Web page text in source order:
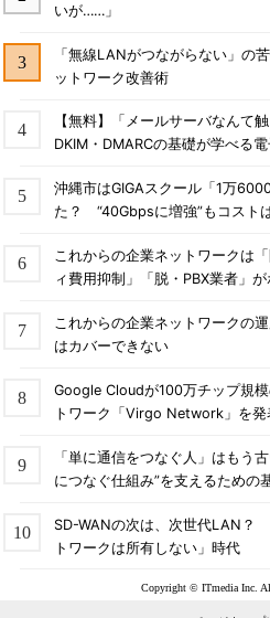
いが……」
「無線LANがつながらない」
ットワーク改善術
【無料】「メールサーバなんて
DKIM・DMARCの基礎が学べる
沖縄市はGIGAスクール「1万
た？ “40Gbpsに増強”もコスト
これからの企業ネットワークは
ィ費用抑制」「脱・PBX業者」が
これからの企業ネットワークの
はカバーできない
Google Cloudが100万チップ規
トワーク「Virgo Network」を発
「単に通信をつなぐ人」はもう
につなぐ仕組み”を支えるための
SD-WANの次は、次世代LAN？
トワークは所有しない」時代
Copyright © ITmedia Inc.